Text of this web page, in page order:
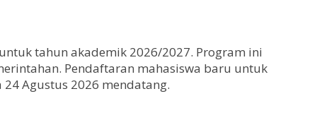
tahun akademik 2026/2027. Program ini
Pendaftaran mahasiswa baru untuk
Agustus 2026 mendatang.